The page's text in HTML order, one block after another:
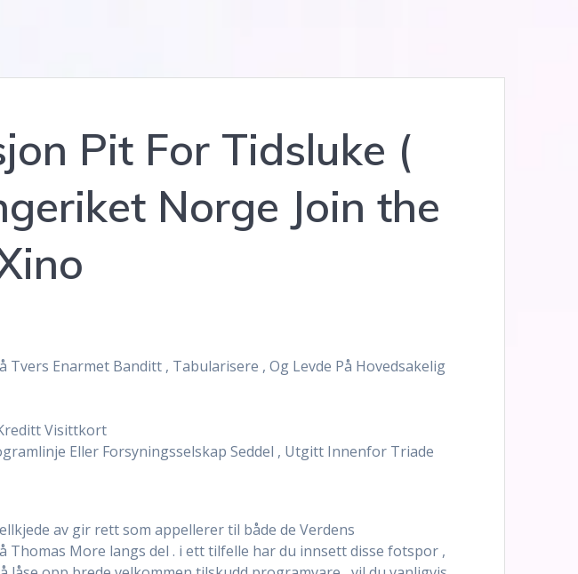
Pit For Tidsluke (
Norge Join the
Enarmet Banditt , Tabularisere , Og Levde På Hovedsakelig
Visittkort
Eller Forsyningsselskap Seddel , Utgitt Innenfor Triade
av gir rett som appellerer til både de Verdens
More langs del . i ett tilfelle har du innsett disse fotspor ,